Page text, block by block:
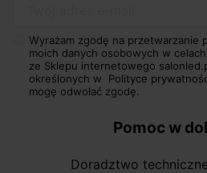
Wyrażam zgodę na przetwarzanie
moich danych osobowych w
ze Sklepu internetowego
określonych w Polityce
mogę odwołać zgodę.
Pomoc w
Doradztwo